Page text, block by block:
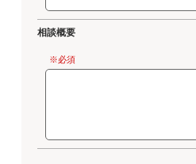
相談概要
※必須